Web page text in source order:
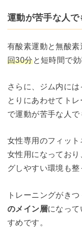
運動が苦手な人
有酸素運動と無酸素
回30分と短時間で
さらに、ジム内に
とりにあわせてト
で運動が苦手な人で
女性専用のフィッ
女性用になってお
グしやすい環境も整
トレーニングがき
のメイン層になっ
すめです。